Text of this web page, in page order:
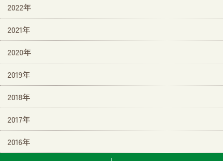
2022年
2021年
2020年
2019年
2018年
2017年
2016年